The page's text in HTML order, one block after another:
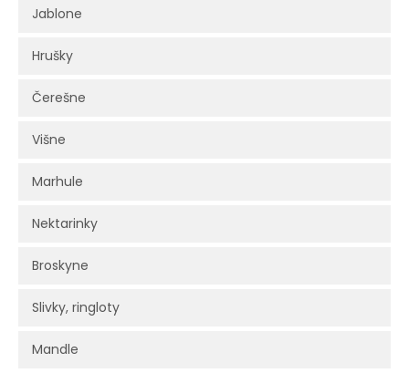
Jablone
Hrušky
Čerešne
Višne
Marhule
Nektarinky
Broskyne
Slivky, ringloty
Mandle